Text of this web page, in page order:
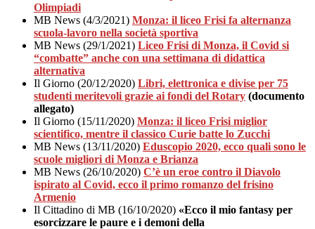
Olimpiadi
MB News (4/3/2021) Monza: il liceo Frisi fa alternanza
scuola-lavoro nella società sportiva
MB News (29/1/2021) Liceo Frisi di Monza, il Covid si
“combatte” anche con una settimana di didattica
alternativa
Il Giorno (20/12/2020) Libri, elettronica e divise per 75
studenti meritevoli grazie ai fondi del Rotary (documento
allegato)
Il Giorno (15/11/2020) Monza: il liceo Frisi miglior
scientifico, mentre il classico Curie batte lo Zucchi
MB News (13/11/2020) Eduscopio 2020, ecco quali sono le
scuole migliori di Monza e Brianza
MB News (26/10/2020) C’è un eroe contro il Diavolo
ispirato al Covid, ecco il primo romanzo del frisino
Armenio
Il Cittadino di MB (16/10/2020) «Ecco il mio fantasy per
esorcizzare le paure e i demoni della